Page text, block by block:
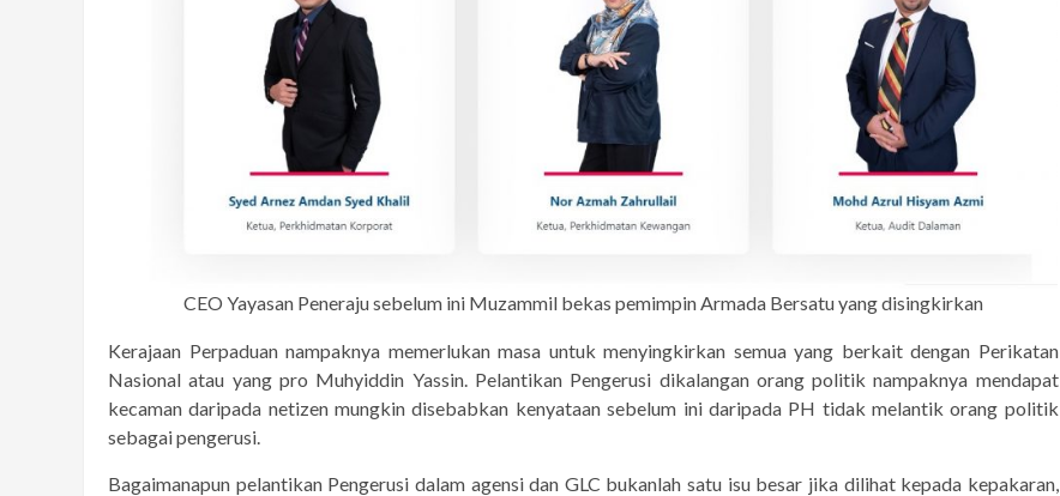
CEO Yayasan Peneraju sebelum ini Muzammil bekas pemimpin Armada Bersatu yang disingkirkan
Kerajaan Perpaduan nampaknya memerlukan masa untuk menyingkirkan semua yang berkait dengan Perikatan
Nasional atau yang pro Muhyiddin Yassin. Pelantikan Pengerusi dikalangan orang politik nampaknya mendapat
kecaman daripada netizen mungkin disebabkan kenyataan sebelum ini daripada PH tidak melantik orang politik
sebagai pengerusi.
Bagaimanapun pelantikan Pengerusi dalam agensi dan GLC bukanlah satu isu besar jika dilihat kepada kepakaran,